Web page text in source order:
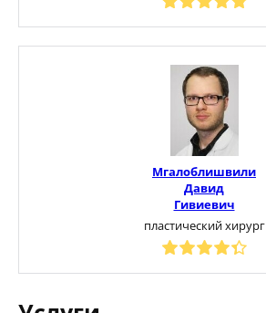
Мгалоблишвили
Давид
Гивиевич
пластический хирург